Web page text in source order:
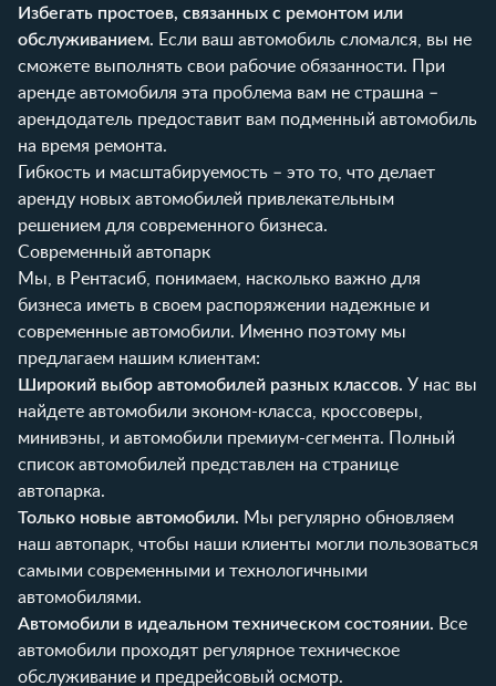
Избегать простоев, связанных с ремонтом или
обслуживанием. Если ваш автомобиль сломался, вы не
сможете выполнять свои рабочие обязанности. При
аренде автомобиля эта проблема вам не страшна –
арендодатель предоставит вам подменный автомобиль
на время ремонта.
Гибкость и масштабируемость – это то, что делает
аренду новых автомобилей привлекательным
решением для современного бизнеса.
Современный автопарк
Мы, в Рентасиб, понимаем, насколько важно для
бизнеса иметь в своем распоряжении надежные и
современные автомобили. Именно поэтому мы
предлагаем нашим клиентам:
Широкий выбор автомобилей разных классов. У нас вы
найдете автомобили эконом-класса, кроссоверы,
минивэны, и автомобили премиум-сегмента. Полный
список автомобилей представлен на странице
автопарка.
Только новые автомобили. Мы регулярно обновляем
наш автопарк, чтобы наши клиенты могли пользоваться
самыми современными и технологичными
автомобилями.
Автомобили в идеальном техническом состоянии. Все
автомобили проходят регулярное техническое
обслуживание и предрейсовый осмотр.